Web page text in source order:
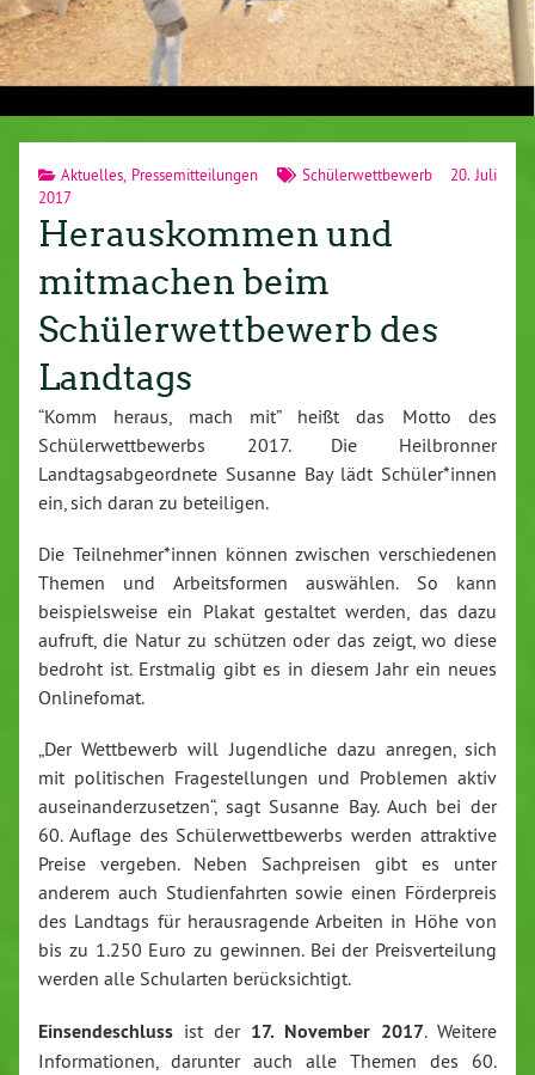
Aktuelles Pressemitteilungen Schülerwettbewerb
20. Juli
2017
Herauskommen und
mitmachen beim
Schülerwettbewerb des
Landtags
“Komm heraus, mach mit” heißt das Motto des
Schülerwettbewerbs 2017. Die Heilbronner
Landtagsabgeordnete Susanne Bay lädt Schüler*innen
ein, sich daran zu beteiligen.
Die Teilnehmer*innen können zwischen verschiedenen
Themen und Arbeitsformen auswählen. So kann
beispielsweise ein Plakat gestaltet werden, das dazu
aufruft, die Natur zu schützen oder das zeigt, wo diese
bedroht ist. Erstmalig gibt es in diesem Jahr ein neues
Onlinefomat.
„Der Wettbewerb will Jugendliche dazu anregen, sich
mit politischen Fragestellungen und Problemen aktiv
auseinanderzusetzen“, sagt Susanne Bay. Auch bei der
60. Auflage des Schülerwettbewerbs werden attraktive
Preise vergeben. Neben Sachpreisen gibt es unter
anderem auch Studienfahrten sowie einen Förderpreis
des Landtags für herausragende Arbeiten in Höhe von
bis zu 1.250 Euro zu gewinnen. Bei der Preisverteilung
werden alle Schularten berücksichtigt.
Einsendeschluss ist der 17. November 2017. Weitere
Informationen, darunter auch alle Themen des 60.